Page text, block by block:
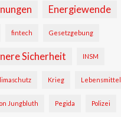
Energiewende
fintech Gesetzgebung
Sicherheit INSM
Krieg Lebensmittel
Jungbluth Pegida Polizei